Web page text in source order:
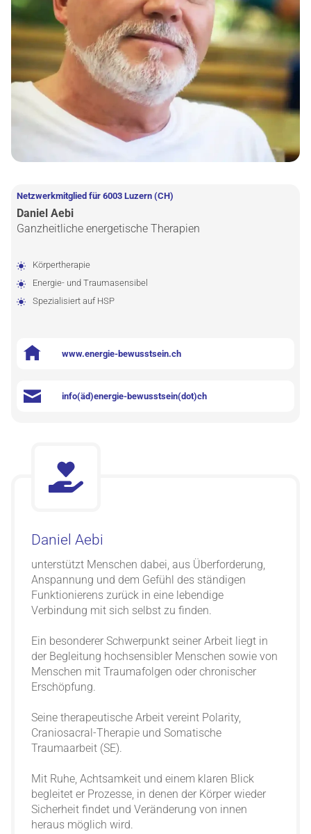
Netzwerkmitglied für 6003 Luzern (CH)
Daniel Aebi
Ganzheitliche energetische Therapien
Körpertherapie
Energie- und Traumasensibel
Spezialisiert auf HSP
www.energie-bewusstsein.ch
info(äd)energie-bewusstsein(dot)ch
Daniel Aebi
unterstützt Menschen dabei, aus Überforderung,
Anspannung und dem Gefühl des ständigen
Funktionierens zurück in eine lebendige
Verbindung mit sich selbst zu finden.
Ein besonderer Schwerpunkt seiner Arbeit liegt in
der Begleitung hochsensibler Menschen sowie von
Menschen mit Traumafolgen oder chronischer
Erschöpfung.
Seine therapeutische Arbeit vereint Polarity,
Craniosacral-Therapie und Somatische
Traumaarbeit (SE).
Mit Ruhe, Achtsamkeit und einem klaren Blick
begleitet er Prozesse, in denen der Körper wieder
Sicherheit findet und Veränderung von innen
heraus möglich wird.